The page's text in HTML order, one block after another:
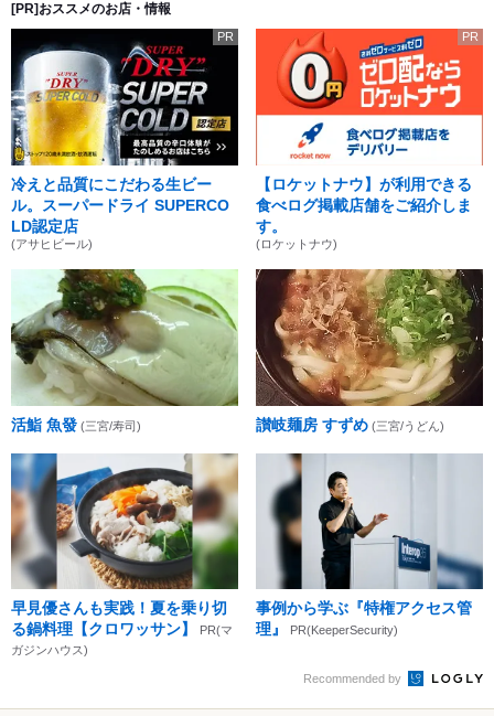
[PR]おススメのお店・情報
PR
冷えと品質にこだわる生ビー
ル。スーパードライ SUPERCO
LD認定店
(アサヒビール)
PR
【ロケットナウ】が利用できる
食べログ掲載店舗をご紹介しま
す。
(ロケットナウ)
活鮨 魚發 (三宮/寿司) 讃岐麺房 すずめ (三宮/うどん)
早見優さんも実践！夏を乗り切
る鍋料理【クロワッサン】
PR(マ
ガジンハウス)
事例から学ぶ『特権アクセス管
理』
PR(KeeperSecurity)
Recommended by